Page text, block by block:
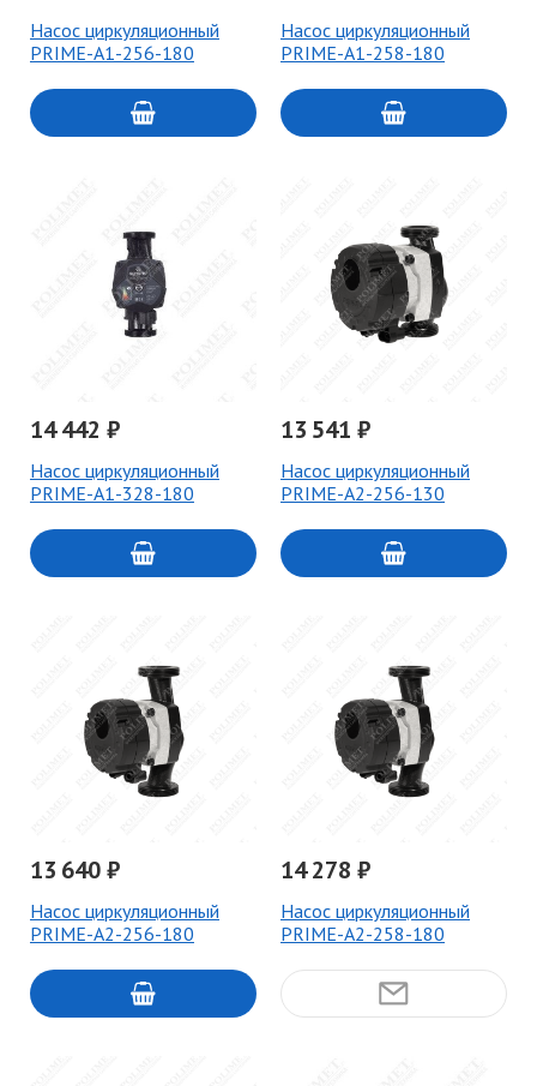
Насос циркуляционный
PRIME-A1-256-180
Насос циркуляционный
PRIME-A1-258-180
14 442 ₽
Насос циркуляционный
PRIME-A1-328-180
13 541 ₽
Насос циркуляционный
PRIME-A2-256-130
13 640 ₽
Насос циркуляционный
PRIME-A2-256-180
14 278 ₽
Насос циркуляционный
PRIME-A2-258-180